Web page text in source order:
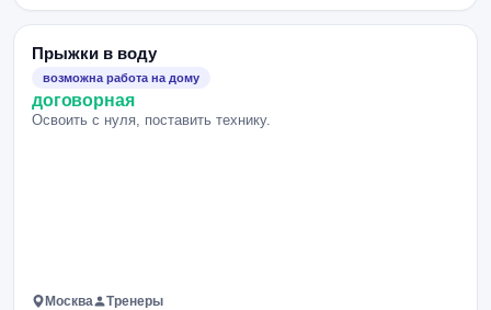
Прыжки в воду
возможна работа на дому
договорная
Освоить с нуля, поставить технику.
Москва Тренеры